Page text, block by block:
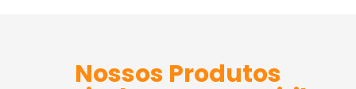
Nossos Produtos